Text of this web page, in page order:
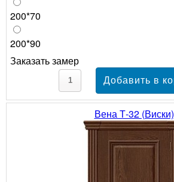
200*70
200*90
Заказать замер
Вена Т-32 (Виски)